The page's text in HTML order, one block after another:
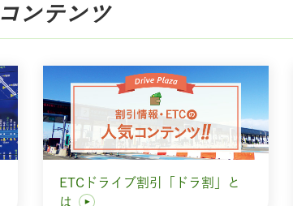
コンテンツ
ETCドライブ割引「ドラ割」と
は